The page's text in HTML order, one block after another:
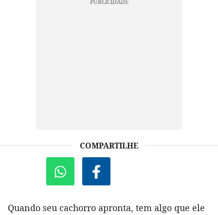
COMPARTILHE
Quando seu cachorro apronta, tem algo que ele